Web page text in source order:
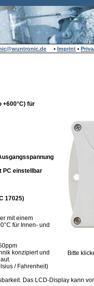
• Imprint •
Bitte
+600°C) für
PC einstellbar
17025)
mit einem
für Innen- und
konzipiert und
/ Fahrenheit)
Das LCD-Display kann